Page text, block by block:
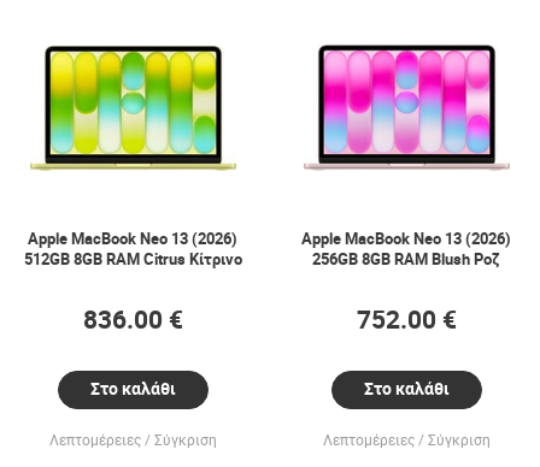
Apple MacBook Neo 13 (2026)
512GB 8GB RAM Citrus Κίτρινο
836.00 €
Στο καλάθι
Λεπτομέρειες Σύγκριση
Apple MacBook Neo 13 (2026)
256GB 8GB RAM Blush Ροζ
752.00 €
Στο καλάθι
Λεπτομέρειες Σύγκριση